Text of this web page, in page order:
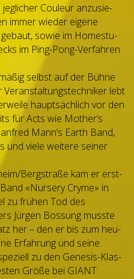
jeg­li­cher Cou­leur anzu­sie­
immer wie­der eigene
sowie im Home­stu­
im Ping-Pong-Ver­fah­ren
selbst auf der Bühne
lebt
haupt­säch­lich vor den
für Acts wie Mother’s
Mann’s Earth Band,
und viele wei­tere sei­ner
​Bergstraße kam er erst­
«Nur­sery Cryme» in
zu frü­hen Tod des
Jür­gen Bos­sung musste
her – den er bis zum heu­
Erfah­rung und seine
zu den Gene­sis-Klas­
Größe bei GIANT